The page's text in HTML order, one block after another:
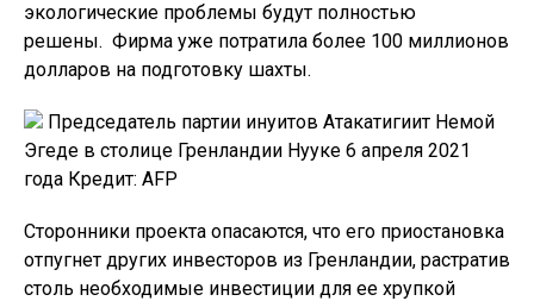
экологические проблемы будут полностью
решены. Фирма уже потратила более 100 миллионов
долларов на подготовку шахты.
Председатель партии инуитов Атакатигиит Немой
Эгеде в столице Гренландии Нууке 6 апреля 2021
года Кредит: AFP
Сторонники проекта опасаются, что его приостановка
отпугнет других инвесторов из Гренландии, растратив
столь необходимые инвестиции для ее хрупкой